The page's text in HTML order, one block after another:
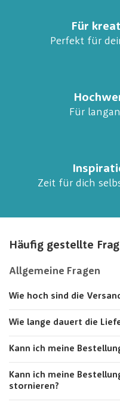
Für
Perfekt für
Für
Zeit für dich
Häufig gestellte
Allgemeine Fragen
Wie hoch sind die
Wie lange dauert die
Kann ich meine
Kann ich meine
stornieren?